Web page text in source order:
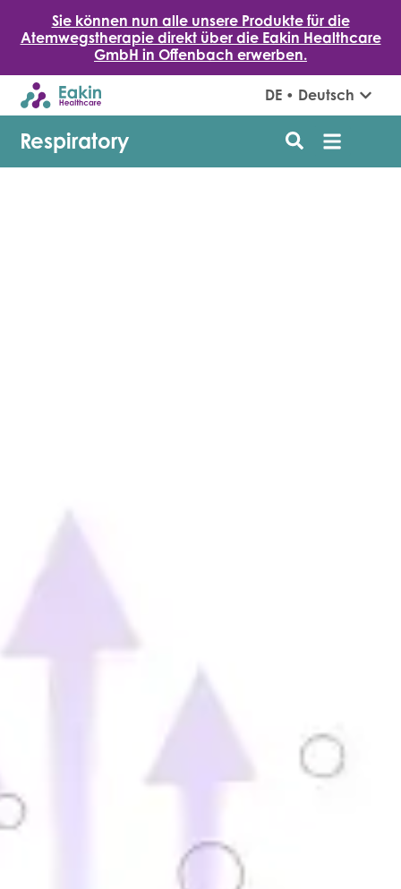
Sie können nun alle unsere Produkte für die
Atemwegstherapie direkt über die Eakin Healthcare
GmbH in Offenbach erwerben.
DE • Deutsch
Respiratory